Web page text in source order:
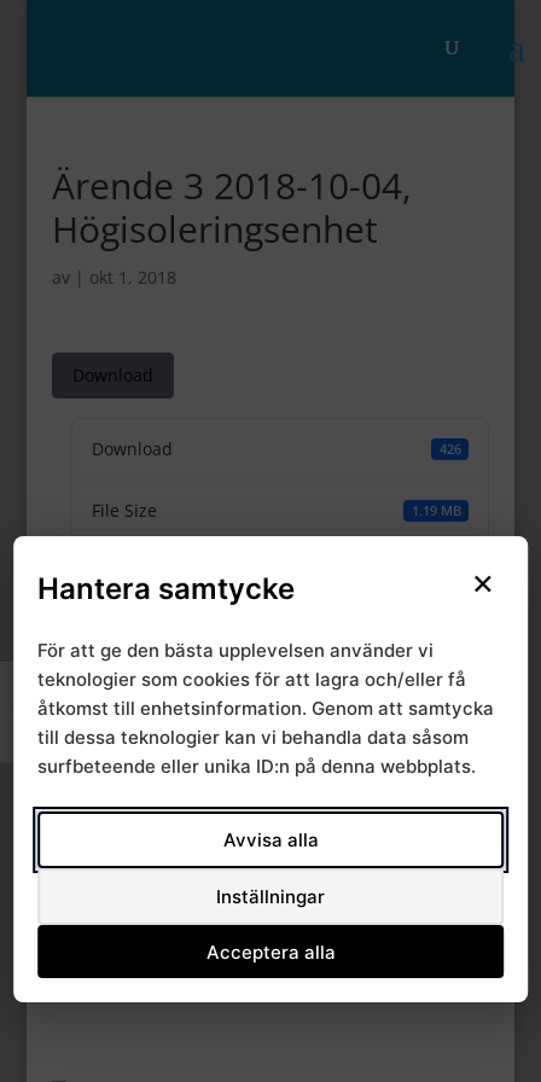
Slå på/av hög kontrast
Slå på/av textstorlek
Ärende 3 2018-10-04,
Högisoleringsenhet
av | okt 1, 2018
Download
Download 426
File Size 1.19 MB
Last Updated
Ärende 3 2018-10-
Högisoleringsenhet
×
Hantera samtycke
För att ge den bästa upplevelsen använder vi
teknologier som cookies för att lagra och/eller få
åtkomst till enhetsinformation. Genom att samtycka
till dessa teknologier kan vi behandla data såsom
surfbeteende eller unika ID:n på denna webbplats.
Avvisa alla
Inställningar
Acceptera alla